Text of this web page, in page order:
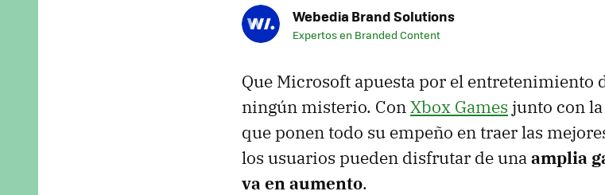
Webedia Brand Solutions
Expertos en Branded Content
Que Microsoft apuesta por el entretenimiento
ningún misterio. ConXbox Games junto con
que ponen todo su empeño en traer las
los usuarios pueden disfrutar de unaamplia
va en aumento.